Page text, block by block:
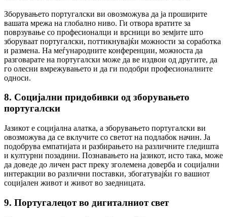
Зборувањето португалски ви овозможува да ја проширите
вашата мрежа на глобално ниво. Ги отвора вратите за
поврзување со професионалци и врсници во земјите што
зборуваат португалски, поттикнувајќи можности за соработка
и размена. На меѓународните конференции, можноста да
разговарате на португалски може да ве издвои од другите, да
го олесни вмрежувањето и да ги подобри професионалните
односи.
8. Социјални придобивки од зборувањето
португалски
Јазикот е социјална алатка, а зборувањето португалски ви
овозможува да се вклучите со светот на подлабок начин. Ја
подобрува емпатијата и разбирањето на различните гледишта
и културни позадини. Познавањето на јазикот, исто така, може
да доведе до личен раст преку зголемена доверба и социјални
интеракции во различни поставки, збогатувајќи го вашиот
социјален живот и живот во заедницата.
9. Португалецот во дигиталниот свет